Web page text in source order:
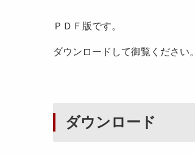
ＰＤＦ版です。
ダウンロードして御覧ください。
ダウンロード